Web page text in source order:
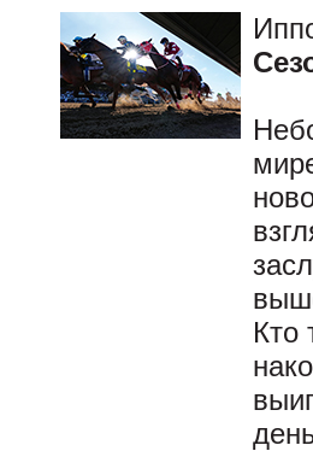
Кто